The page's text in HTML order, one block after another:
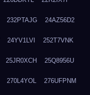
232PTAJG 24AZ56D2
24YV1LVI 252T7VNK
25JR0XCH 25Q8956U
270L4YOL 276UFPNM